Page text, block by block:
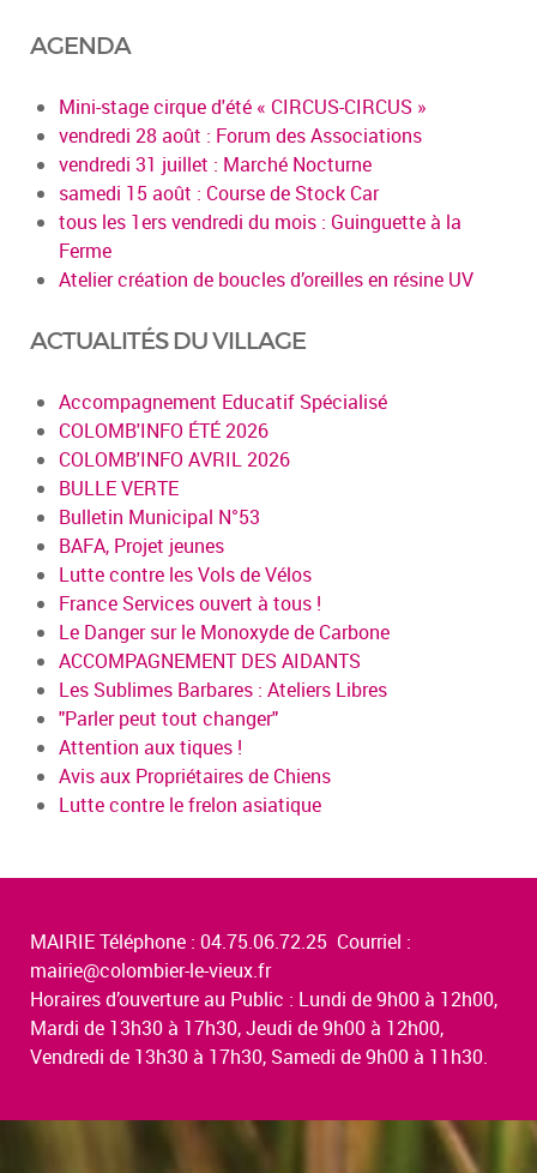
AGENDA
Mini-stage cirque d'été « CIRCUS-CIRCUS »
vendredi 28 août : Forum des Associations
vendredi 31 juillet : Marché Nocturne
samedi 15 août : Course de Stock Car
tous les 1ers vendredi du mois : Guinguette à la
Ferme
Atelier création de boucles d’oreilles en résine UV
ACTUALITÉS DU VILLAGE
Accompagnement Educatif Spécialisé
COLOMB'INFO ÉTÉ 2026
COLOMB'INFO AVRIL 2026
BULLE VERTE
Bulletin Municipal N°53
BAFA, Projet jeunes
Lutte contre les Vols de Vélos
France Services ouvert à tous !
Le Danger sur le Monoxyde de Carbone
ACCOMPAGNEMENT DES AIDANTS
Les Sublimes Barbares : Ateliers Libres
"Parler peut tout changer"
Attention aux tiques !
Avis aux Propriétaires de Chiens
Lutte contre le frelon asiatique
MAIRIE Téléphone : 04.75.06.72.25 Courriel :
mairie@colombier-le-vieux.fr
Horaires d’ouverture au Public : Lundi de 9h00 à 12h00,
Mardi de 13h30 à 17h30, Jeudi de 9h00 à 12h00,
Vendredi de 13h30 à 17h30, Samedi de 9h00 à 11h30.